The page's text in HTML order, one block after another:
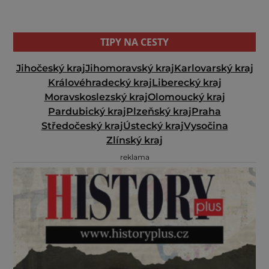
TIPY NA CESTY
Jihočeský krajJihomoravský krajKarlovarský kraj
Královéhradecký krajLiberecký kraj
Moravskoslezský krajOlomoucký kraj
Pardubický krajPlzeňský krajPraha
Středočeský krajÚstecký krajVysočina
Zlínský kraj
reklama